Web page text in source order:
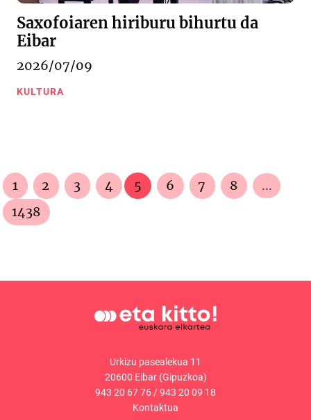
Saxofoiaren hiriburu bihurtu da
Eibar
2026/07/09
KULTURA
1 2 3 4 5 6 7 8
...
1438
Urkizu pasealekua 11
20600 Eibar (Gipuzkoa)
943 20 67 76/943 20 09 18
Kontaktua